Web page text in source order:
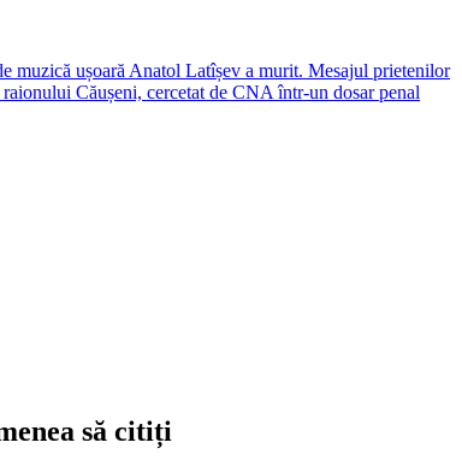
muzică ușoară Anatol Latîșev a murit. Mesajul prietenilor
Căușeni, cercetat de CNA într-un dosar penal
să citiți